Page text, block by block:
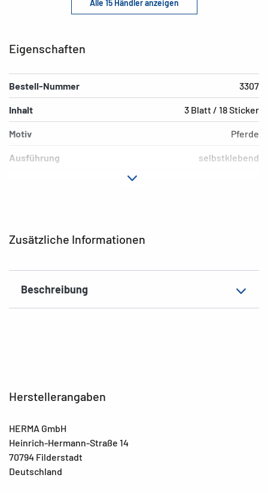
Alle 15 Händler anzeigen
Zusätzliche Informationen
Beschreibung
Eigenschaften
Bestell-Nummer 3307
Inhalt 3 Blatt / 18 Sticker
Motiv Pferde
Ausführung selbstklebend
Herstellerangaben
HERMA GmbH
Heinrich-Hermann-Straße 14
70794 Filderstadt
Deutschland